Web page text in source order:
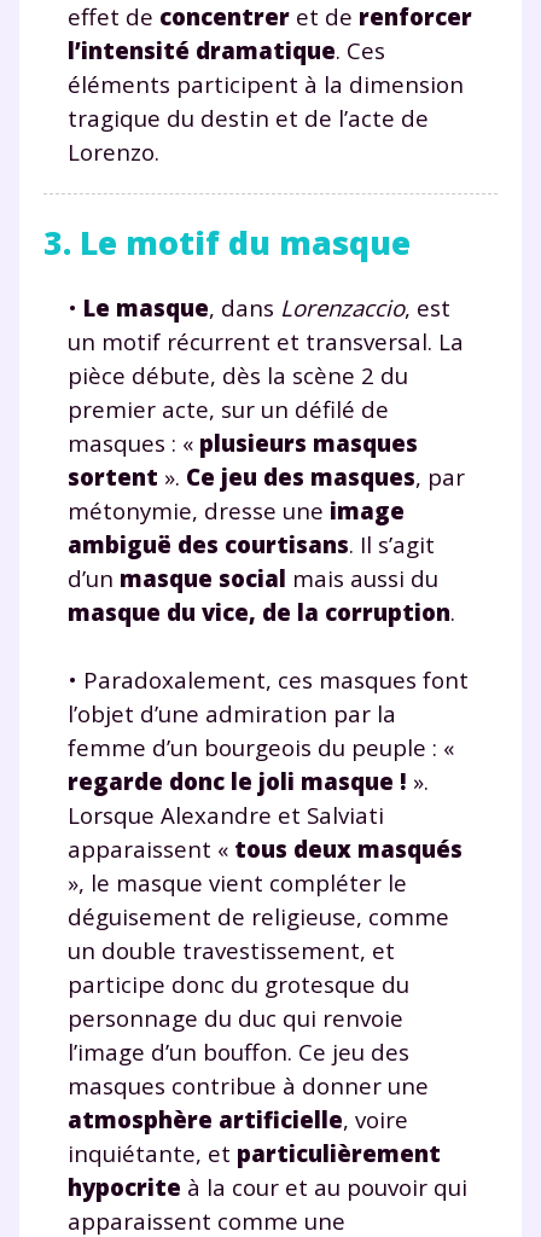
effet de concentrer et de renforcer
l’intensité dramatique. Ces
éléments participent à la dimension
tragique du destin et de l’acte de
Lorenzo.
3. Le motif du masque
• Le masque, dans Lorenzaccio, est
un motif récurrent et transversal. La
pièce débute, dès la scène 2 du
premier acte, sur un défilé de
masques : « plusieurs masques
sortent ». Ce jeu des masques, par
métonymie, dresse une image
ambiguë des courtisans. Il s’agit
d’un masque social mais aussi du
masque du vice, de la corruption.
• Paradoxalement, ces masques font
l’objet d’une admiration par la
femme d’un bourgeois du peuple : «
regarde donc le joli masque ! ».
Lorsque Alexandre et Salviati
apparaissent « tous deux masqués
», le masque vient compléter le
déguisement de religieuse, comme
un double travestissement, et
participe donc du grotesque du
personnage du duc qui renvoie
l’image d’un bouffon. Ce jeu des
masques contribue à donner une
atmosphère artificielle, voire
inquiétante, et particulièrement
hypocrite à la cour et au pouvoir qui
apparaissent comme une